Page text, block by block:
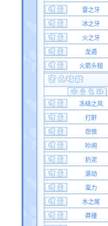
雷之牙
冰之牙
火之牙
龙遁
火箭头槌
冻结之风
打鼾
怨恨
吵闹
扔泥
滚动
蛮力
水之尾
莽撞